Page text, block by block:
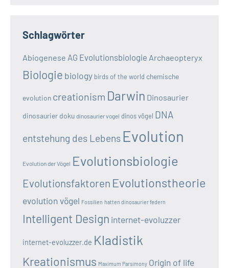
Schlagwörter
Abiogenese AG Evolutionsbiologie Archaeopteryx
Biologie biology birds of the world chemische
evolution creationism Darwin Dinosaurier
dinosaurier doku dinosaurier vogel dinos vögel DNA
entstehung des Lebens Evolution
Evolution der Vögel Evolutionsbiologie
Evolutionsfaktoren Evolutionstheorie
evolution vögel Fossilien hatten dinosaurier federn
Intelligent Design internet-evoluzzer
internet-evoluzzer.de Kladistik
Kreationismus Maximum Parsimony Origin of life